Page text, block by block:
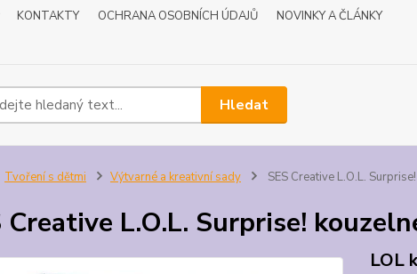
KONTAKTY OCHRANA OSOBNÍCH ÚDAJŮ
NOVINKY A ČLÁNKY
Hledat
Tvoření s dětmi Výtvarné a kreativní sady SES Creative L.O.L.
Creative L.O.L. Surprise!
LOL